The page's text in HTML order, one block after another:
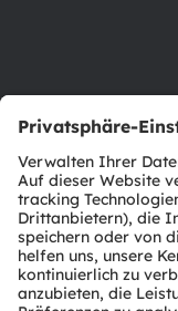
Produkt Selektor
Download Center
Tools
Kundenanfragen
Technischer Support
Partner Netzwerk
Whistleblowing